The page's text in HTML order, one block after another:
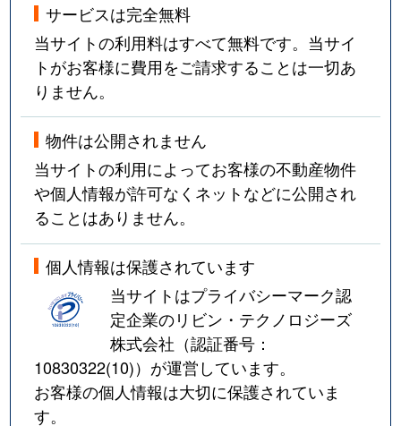
サービスは完全無料
当サイトの利用料はすべて無料です。当サイ
トがお客様に費用をご請求することは一切あ
りません。
物件は公開されません
当サイトの利用によってお客様の不動産物件
や個人情報が許可なくネットなどに公開され
ることはありません。
個人情報は保護されています
当サイトはプライバシーマーク認
定企業のリビン・テクノロジーズ
株式会社（認証番号：
10830322(10)）が運営しています。
お客様の個人情報は大切に保護されていま
す。